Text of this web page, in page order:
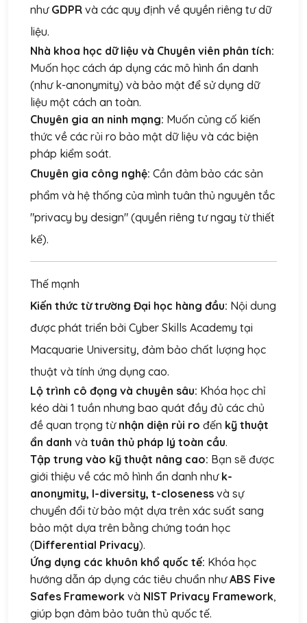
như GDPR và các quy định về quyền riêng tư dữ
liệu.
Nhà khoa học dữ liệu và Chuyên viên phân tích:
Muốn học cách áp dụng các mô hình ẩn danh
(như k-anonymity) và bảo mật để sử dụng dữ
liệu một cách an toàn.
Chuyên gia an ninh mạng: Muốn củng cố kiến
thức về các rủi ro bảo mật dữ liệu và các biện
pháp kiểm soát.
Chuyên gia công nghệ: Cần đảm bảo các sản
phẩm và hệ thống của mình tuân thủ nguyên tắc
"privacy by design" (quyền riêng tư ngay từ thiết
kế).
Thế mạnh
Kiến thức từ trường Đại học hàng đầu: Nội dung
được phát triển bởi Cyber Skills Academy tại
Macquarie University, đảm bảo chất lượng học
thuật và tính ứng dụng cao.
Lộ trình cô đọng và chuyên sâu: Khóa học chỉ
kéo dài 1 tuần nhưng bao quát đầy đủ các chủ
đề quan trọng từ nhận diện rủi ro đến kỹ thuật
ẩn danh và tuân thủ pháp lý toàn cầu.
Tập trung vào kỹ thuật nâng cao: Bạn sẽ được
giới thiệu về các mô hình ẩn danh như k-
anonymity, l-diversity, t-closeness và sự
chuyển đổi từ bảo mật dựa trên xác suất sang
bảo mật dựa trên bằng chứng toán học
(Differential Privacy).
Ứng dụng các khuôn khổ quốc tế: Khóa học
hướng dẫn áp dụng các tiêu chuẩn nhưABS Five
Safes Framework và NIST Privacy Framework,
giúp bạn đảm bảo tuân thủ quốc tế.